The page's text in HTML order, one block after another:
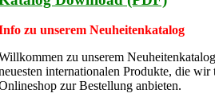
zu unserem Neuheitenkatalog
zu unserem
internationalen Produkte, die wir
zur Bestellung anbieten.